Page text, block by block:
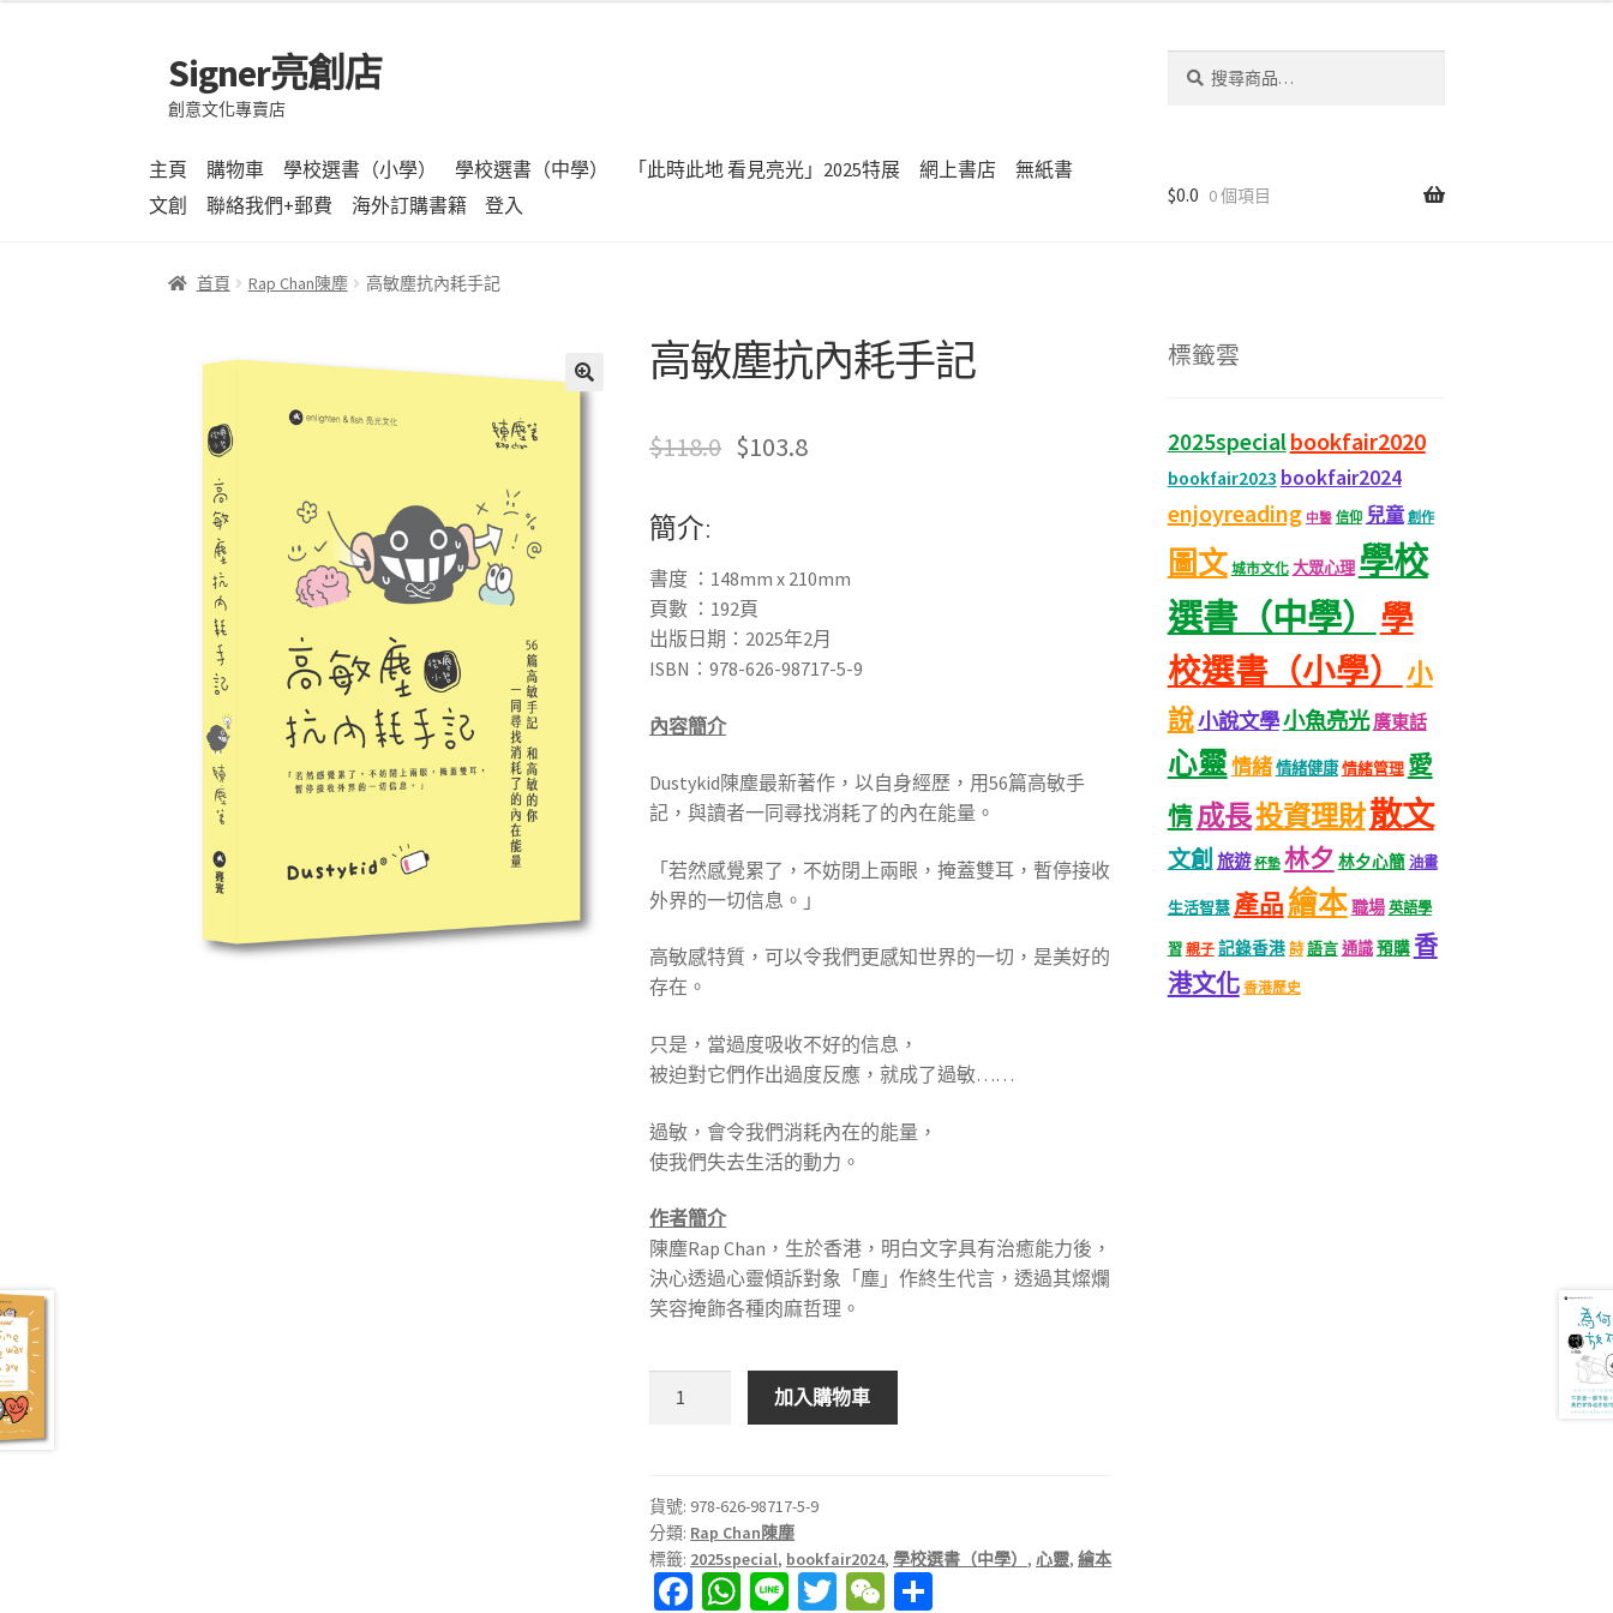
跳
至
導
列
跳
至
主
內
容
Signer亮創店
創意文化專賣店
主頁 購物車 學校選書（小學） 學校選書（中學） 「此時此地 看見亮光」2025特展 網上書店
無紙書
文創
聯絡我們+郵費 海外訂購書籍 登入 $0.0 0 個項目
首頁 Rap Chan陳塵 高敏塵抗內耗手記
高敏塵抗內耗手記
$118.0 $103.8
簡介:
書度 ：148mm x 210mm
頁數 ：192頁
出版日期：2025年2月
ISBN：978-626-98717-5-9
內容簡介
Dustykid陳塵最新著作，以自身經歷，用56篇高敏手
記，與讀者一同尋找消耗了的內在能量。
「若然感覺累了，不妨閉上兩眼，掩蓋雙耳，暫停接收
外界的一切信息。」
高敏感特質，可以令我們更感知世界的一切，是美好的
存在。
只是，當過度吸收不好的信息，
被迫對它們作出過度反應，就成了過敏……
過敏，會令我們消耗內在的能量，
使我們失去生活的動力。
作者簡介
陳塵Rap Chan，生於香港，明白文字具有治癒能力後，
決心透過心靈傾訴對象「塵」作終生代言，透過其燦爛
笑容掩飾各種肉麻哲理。
內
耗
手
記
加入購物車
貨號: 978-626-98717-5-9
分類: Rap Chan陳塵
標籤: 2025special, bookfair2024,學校選書（中學） ,心靈,繪本
Fa W Li T
W
標籤雲
2025specialbookfair2020
bookfair2023 bookfair2024
enjoyreading 中醫 信仰 兒童 創作
圖文 城市文化 大眾心理 學校
選書（中學）
學
校選書（小學）
小
說小說文學小魚亮光廣東話
心靈情緒情緒健康情緒管理 愛
情成長投資理財散文
文創 旅遊 杯墊 林夕 林夕心簡 油畫
生活智慧 產品繪本職場 英語學
習 親子 記錄香港 詩 語言通識預購香
港文化 香港歷史